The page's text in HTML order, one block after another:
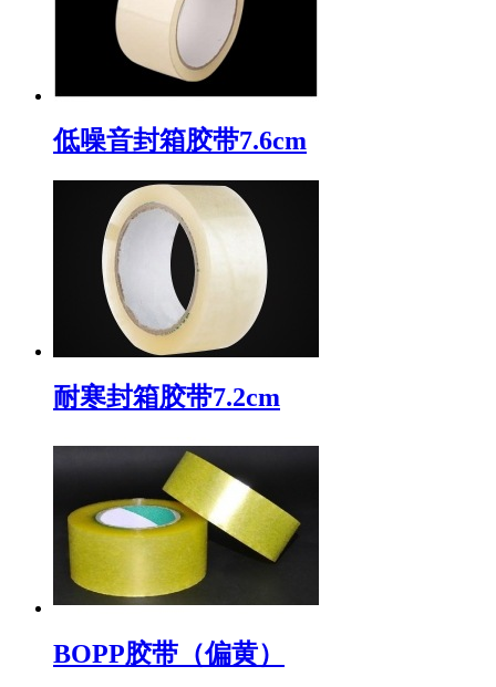
低噪音封箱胶带7.6cm
耐寒封箱胶带7.2cm
BOPP胶带（偏黄）